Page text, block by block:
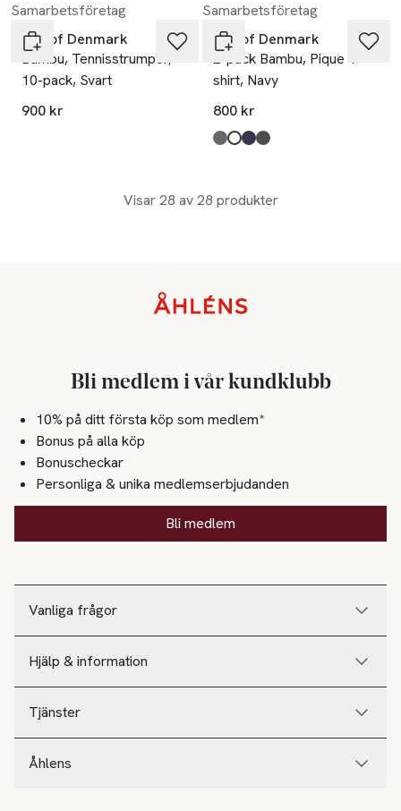
Samarbetsföretag
JBS of Denmark
Bambu, Tennisstrumpor,
10-pack, Svart
900 kr
Samarbetsföretag
JBS of Denmark
2-pack Bambu, Pique T-
shirt, Navy
800 kr
Produkten finns i färgerna:
black,
white,
navy,
dark grey melange
Visar 28 av 28 produkter
Vanliga frågor
Hjälp & information
Tjänster
Åhlens
Bli medlem i vår kundklubb
10% på ditt första köp som medlem*
Bonus på alla köp
Bonuscheckar
Personliga & unika medlemserbjudanden
Bli medlem